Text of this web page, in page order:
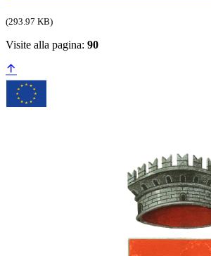
(293.97 KB)
Visite alla pagina: 90